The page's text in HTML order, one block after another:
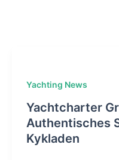
Yachting News
Yachtcharter
Authentisches
Kykladen